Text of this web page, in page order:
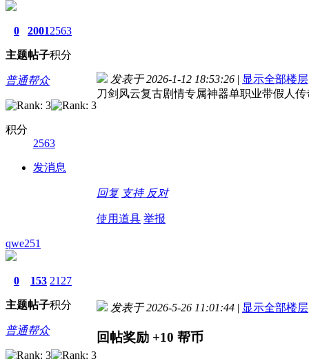
0
主题
2001
帖子
2563
积分
普通帮众
积分
2563
发消息
发表于 2026-1-12 18:53:26 | 显示全部楼层
刀剑风云复古剧情专属神器单职业带假人
回复 支持 反对
使用道具 举报
qwe251
0
主题
153
帖子
2127
积分
普通帮众
发表于 2026-5-26 11:01:44 | 显示全部楼层
回帖奖励 +10 帮币